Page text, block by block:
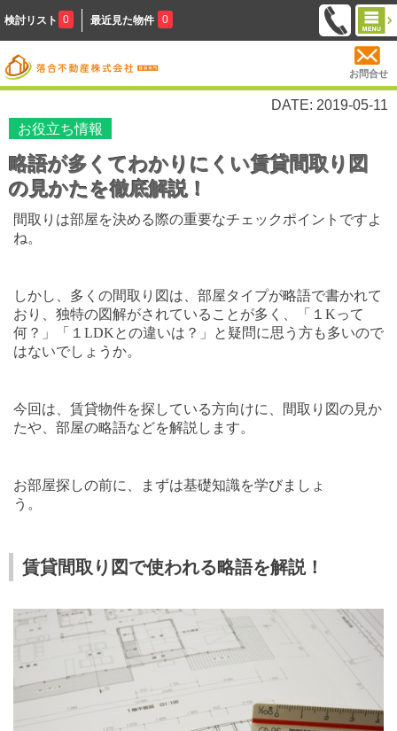
検討リスト 0 最近見た物件 0
お問合せ
DATE: 2019-05-11
お役立ち情報
略語が多くてわかりにくい賃貸間取り図
の見かたを徹底解説！
間取りは部屋を決める際の重要なチェックポイントですよ
ね。
しかし、多くの間取り図は、部屋タイプが略語で書かれて
おり、独特の図解がされていることが多く、「１ Kって
何？」「１ LDKとの違いは？」と疑問に思う方も多いので
はないでしょうか。
今回は、賃貸物件を探している方向けに、間取り図の見か
たや、部屋の略語などを解説します。
お部屋探しの前に、まずは基礎知識を学びましょ
う。
賃貸間取り図で使われる略語を解説！